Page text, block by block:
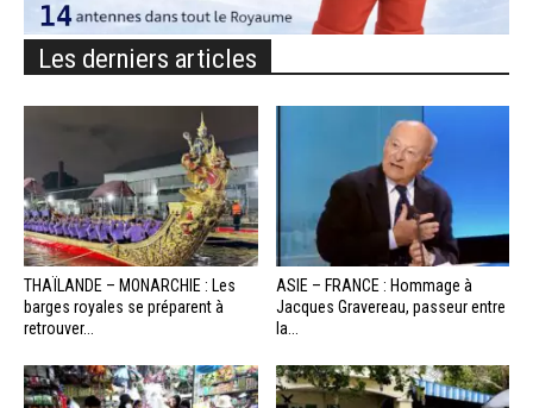
Les derniers articles
THAÏLANDE – MONARCHIE : Les
barges royales se préparent à
retrouver...
ASIE – FRANCE : Hommage à
Jacques Gravereau, passeur entre
la...